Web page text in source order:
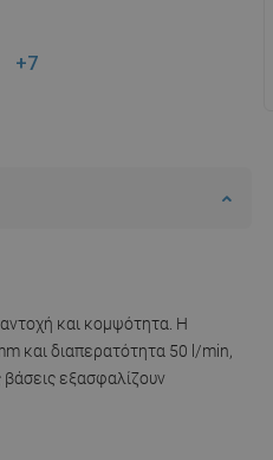
+7
και κομψότητα. Η
και διαπερατότητα 50 l/min,
εξασφαλίζουν